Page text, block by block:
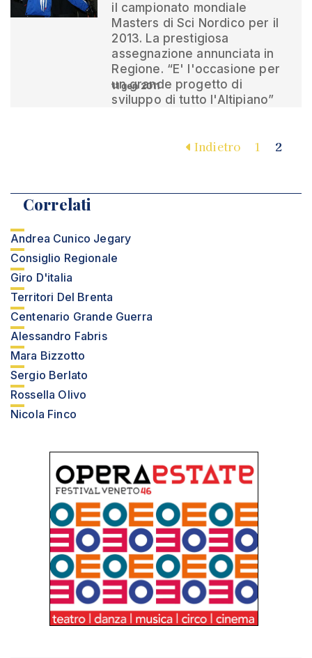
il campionato mondiale
Masters di Sci Nordico per il
2013. La prestigiosa
assegnazione annunciata in
Regione. “E' l'occasione per
un grande progetto di
sviluppo di tutto l'Altipiano”
11 gen 2011
Indietro 1 2
Correlati
Andrea Cunico Jegary
Consiglio Regionale
Giro D'italia
Territori Del Brenta
Centenario Grande Guerra
Alessandro Fabris
Mara Bizzotto
Sergio Berlato
Rossella Olivo
Nicola Finco